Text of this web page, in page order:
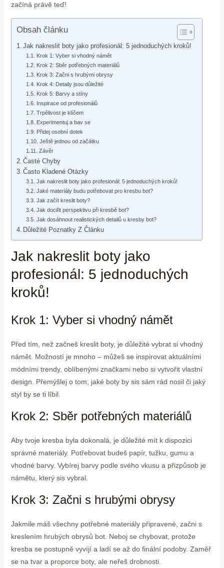
začíná právě teď!
Obsah článku
Jak nakreslit boty jako profesionál: 5 jednoduchých kroků!
Krok 1: Vyber si vhodný námět
Krok 2: Sběr potřebných materiálů
Krok 3: Začni s hrubými obrysy
Krok 4: Detaily jsou důležité
Krok 5: Barvy a stíny
Inspirace od profesionálů
Trpělivost je klíčem
Experimentuj a bav se
Přidej osobní dotek
Ještě jednou od začátku
Závěr
Časté Chyby
Často Kladené Otázky
Jak nakreslit boty jako profesionál: 5 jednoduchých kroků!
Jaké materiály budu potřebovat pro kresbu bot?
Jak začít kreslit boty?
Jak dociľit perspektivu při kresbě bot?
Jak dosáhnout realistických detailů u kresby bot?
Důležité Poznatky Z Článku
Jak nakreslit boty jako
profesionál: 5 jednoduchých
kroků!
Krok 1: Vyber si vhodný námět
Před tím, než začneš kreslit boty, je důležité vybrat si vhodný
námět. Možností je mnoho – můžeš se inspirovat aktuálními
módními trendy, oblíbenými značkami nebo si vytvořit vlastní
design. Přemýšlej o tom, jaké boty by sis sám rád nosil či jaký
styl by se ti líbil.
Krok 2: Sběr potřebných materiálů
Aby tvoje kresba byla dokonalá, je důležité mít k dispozici
správné materiály. Potřebovat budeš papír, tužku, gumu a
vhodné barvy. Vybírej barvy podle svého vkusu a přizpůsob je
námětu, který sis vybral.
Krok 3: Začni s hrubými obrysy
Jakmile máš všechny potřebné materiály připravené, začni s
kreslením hrubých obrysů bot. Neboj se chybovat, protože
kresba se postupně vyvíjí a ladí se až do finální podoby. Zaměř
se na tvar a proporce boty, ale neřeš drobnosti.